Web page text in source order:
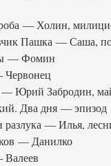
— Холин,
Пашка — Саша,
— Фомин
Юрий Забродин,
Два дня — эпизод
— Илья,
— Данилко